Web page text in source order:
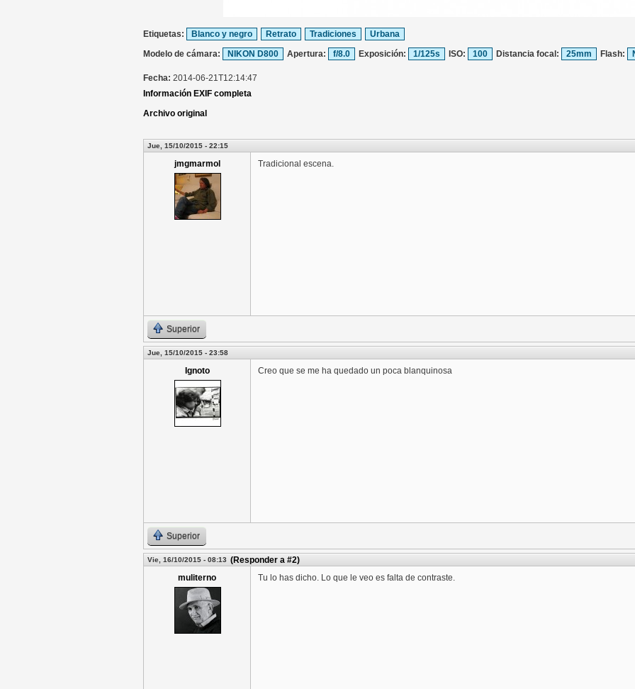
Etiquetas: Blanco y negro Retrato Tradiciones
Urbana
Modelo de cámara:
NIKON D800 Apertura: f/8.0 Exposición: 1/125s ISO: 100 Distancia focal: 25mm Flash:
Fecha: 2014-06-21T12:14:47
Información EXIF completa
Archivo original
Jue, 15/10/2015 - 22:15
jmgmarmol
Tradicional escena.
Superior
Jue, 15/10/2015 - 23:58
Ignoto
Creo que se me ha quedado un poca blanquinosa
Superior
Vie, 16/10/2015 - 08:13 (Responder a #2)
muliterno
Tu lo has dicho. Lo que le veo es falta de contraste.